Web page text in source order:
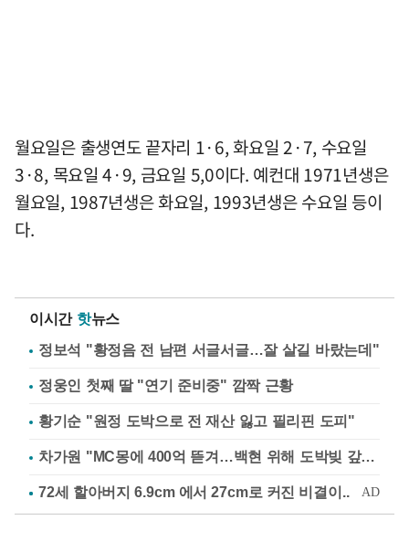
월요일은 출생연도 끝자리 1·6, 화요일 2·7, 수요일
3·8, 목요일 4·9, 금요일 5,0이다. 예컨대 1971년생은
월요일, 1987년생은 화요일, 1993년생은 수요일 등이
다.
이시간 핫뉴스
정보석 "황정음 전 남편 서글서글…잘 살길 바랐는데"
정웅인 첫째 딸 "연기 준비중" 깜짝 근황
황기순 "원정 도박으로 전 재산 잃고 필리핀 도피"
차가원 "MC몽에 400억 뜯겨…백현 위해 도박빚 갚아줘"